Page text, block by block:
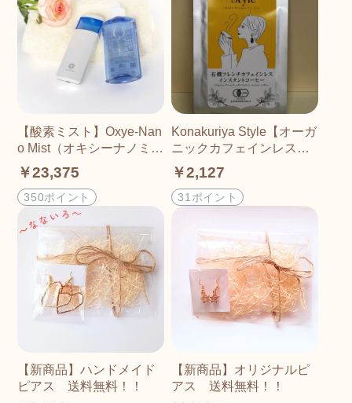
【酸素ミスト】Oxye-Nan
o Mist（オキシーナノミス
ト） 「TERAQOL量子
加工による世界初のミス
ト」高濃度酸素＋ナノバ
ブル水素＋高濃度ケイ素
＋テラヘルツ＋528Hz +4
￥23,375
350ポイント
Konakuriya Style【オーガ
ニックカフェインレスイ
ンスタントコーヒー】60
ｇアルミ袋 こねこ便発
送
￥2,127
31ポイント
【新商品】ハンドメイド
ピアス 送料無料！！
【新商品】オリジナルピ
アス 送料無料！！